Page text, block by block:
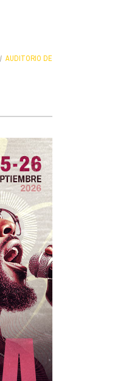
AUDITORIO DE